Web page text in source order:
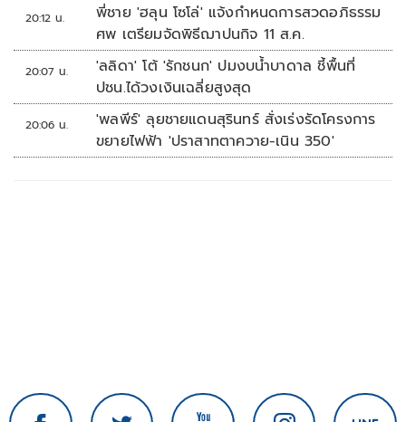
20:12 น.
พี่ชาย 'ฮลุน โซโล่' แจ้งกำหนดการสวดอภิธรรม
ศพ เตรียมจัดพิธีฌาปนกิจ 11 ส.ค.
20:07 น.
'ลลิดา' โต้ 'รักชนก' ปมงบน้ำบาดาล ชี้พื้นที่
ปชน.ได้วงเงินเฉลี่ยสูงสุด
20:06 น.
'พลพีร์' ลุยชายแดนสุรินทร์ สั่งเร่งรัดโครงการ
ขยายไฟฟ้า 'ปราสาทตาควาย-เนิน 350'